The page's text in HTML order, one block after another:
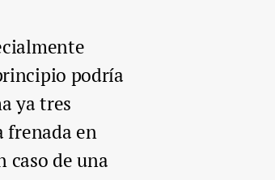
podría
ya tres
frenada en
caso de una